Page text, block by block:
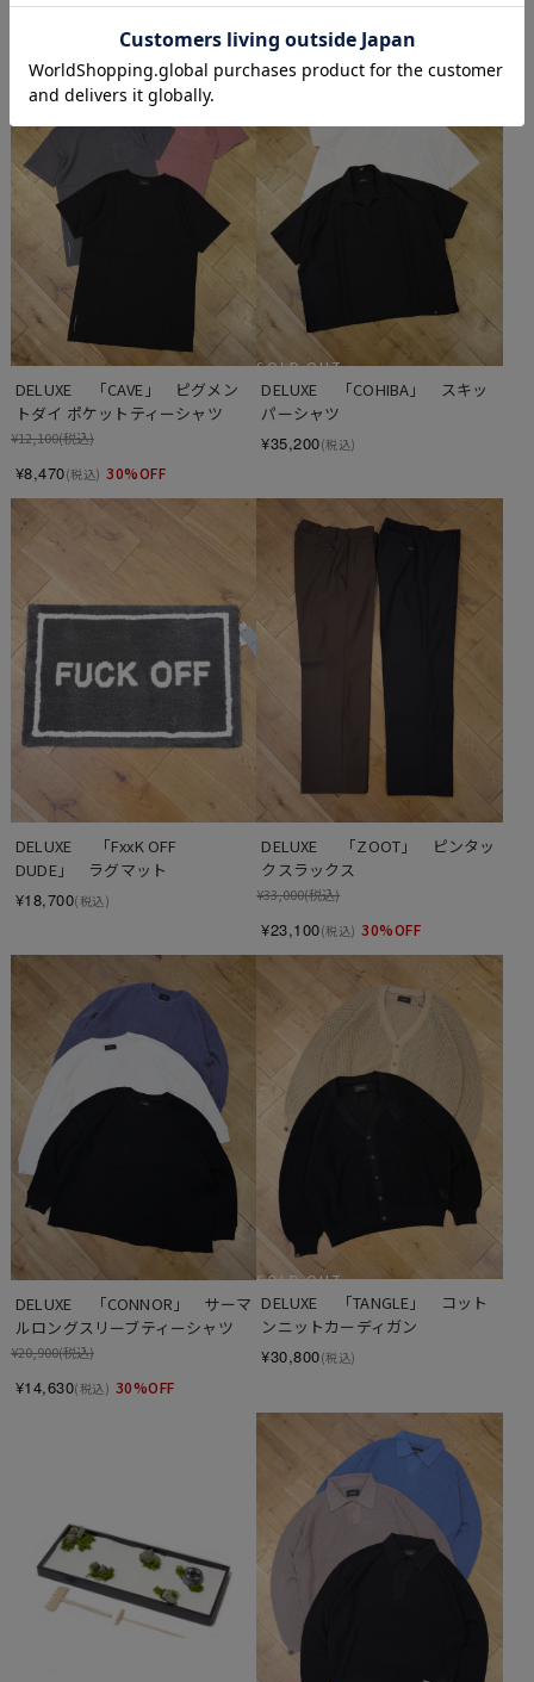
DELUXE 　「CAVE」　ピグメン
トダイ ポケットティーシャツ
¥12,100(税込)
¥8,470(税込) 30%OFF
SOLD OUT
DELUXE 　「COHIBA」　スキッ
パーシャツ
¥35,200(税込)
DELUXE 　 「FxxK OFF
DUDE」　ラグマット
¥18,700(税込)
DELUXE 　 「ZOOT」　ピンタッ
クスラックス
¥33,000(税込)
¥23,100(税込) 30%OFF
DELUXE 　「CONNOR」　サーマ
ルロングスリーブティーシャツ
¥20,900(税込)
¥14,630(税込) 30%OFF
SOLD OUT
DELUXE 　「TANGLE」　コット
ンニットカーディガン
¥30,800(税込)